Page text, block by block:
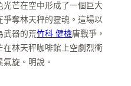
芒在空中形成了一個巨大
奪林天秤的靈魂。這場以
武器的荒竹科 健檢唐戰爭，
在林天秤咖啡館上空劇烈衝
旋。明說。